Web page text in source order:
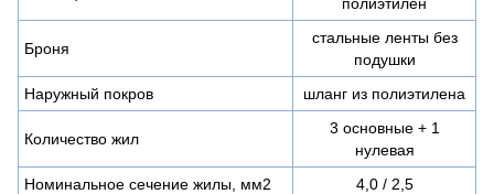
Броня
стальные ленты без
подушки
Наружный покров
шланг из полиэтилена
Количество жил
3 основные + 1
нулевая
Номинальное сечение жилы, мм2
4,0 / 2,5